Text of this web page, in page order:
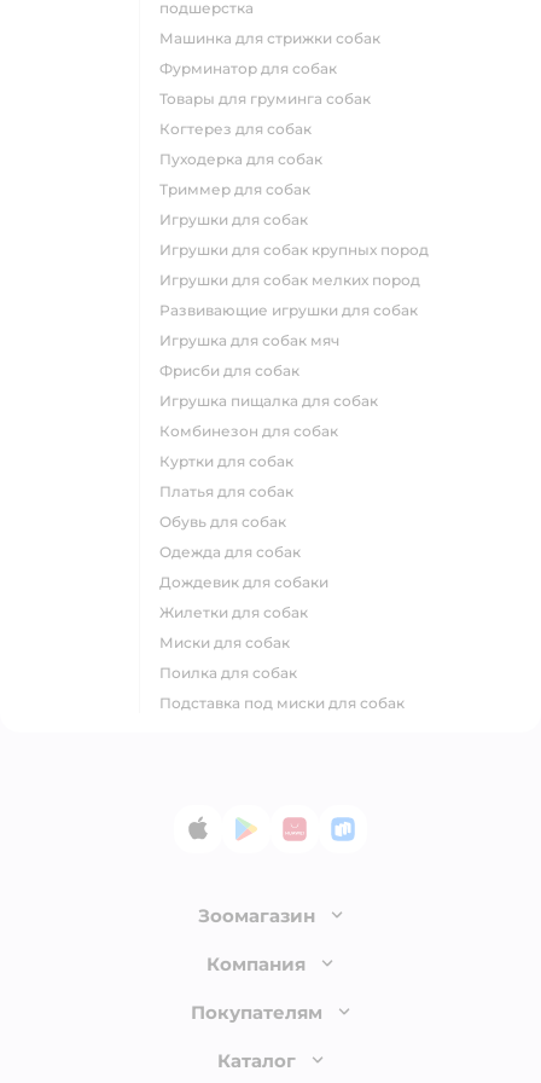
подшерстка
машинка для стрижки собак
фурминатор для собак
товары для груминга собак
когтерез для собак
пуходерка для собак
триммер для собак
игрушки для собак
игрушки для собак крупных пород
игрушки для собак мелких пород
развивающие игрушки для собак
игрушка для собак мяч
фрисби для собак
игрушка пищалка для собак
комбинезон для собак
куртки для собак
платья для собак
обувь для собак
одежда для собак
дождевик для собаки
жилетки для собак
миски для собак
поилка для собак
подставка под миски для собак
App StoreGoogle Play
AppGallery
RuStore
Зоомагазин
Лицензия
Доставка и оплата
Обмен и возврат товара
Компания
О компании
Покупателям
Бонусные карты
Каталог